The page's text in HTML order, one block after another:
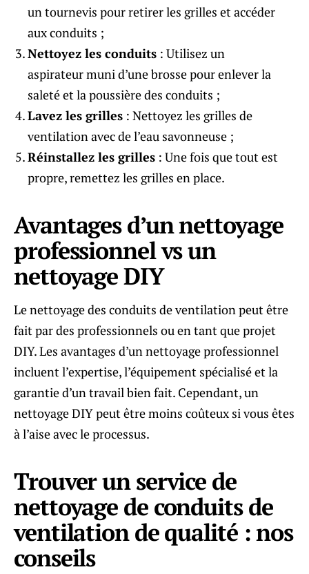
un tournevis pour retirer les grilles et accéder
aux conduits ;
Nettoyez les conduits : Utilisez un
aspirateur muni d’une brosse pour enlever la
saleté et la poussière des conduits ;
Lavez les grilles : Nettoyez les grilles de
ventilation avec de l’eau savonneuse ;
Réinstallez les grilles : Une fois que tout est
propre, remettez les grilles en place.
Avantages d’un nettoyage
professionnel vs un
nettoyage DIY
Le nettoyage des conduits de ventilation peut être
fait par des professionnels ou en tant que projet
DIY. Les avantages d’un nettoyage professionnel
incluent l’expertise, l’équipement spécialisé et la
garantie d’un travail bien fait. Cependant, un
nettoyage DIY peut être moins coûteux si vous êtes
à l’aise avec le processus.
Trouver un service de
nettoyage de conduits de
ventilation de qualité : nos
conseils